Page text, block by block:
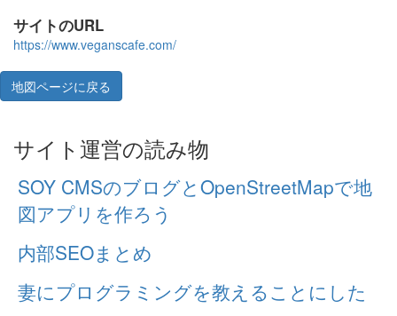
サイトのURL
https://www.veganscafe.com/
地図ページに戻る
サイト運営の読み物
SOY CMSのブログとOpenStreetMapで地
図アプリを作ろう
内部SEOまとめ
妻にプログラミングを教えることにした